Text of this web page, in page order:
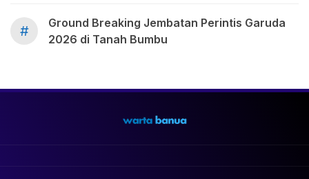
#
Ground Breaking Jembatan Perintis Garuda
2026 di Tanah Bumbu